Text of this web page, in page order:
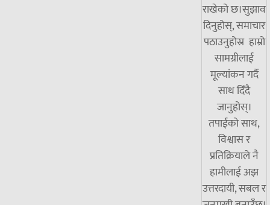
राखेको छ।सुझाव
दिनुहोस्, समाचार
पठाउनुहोस्र हाम्रो
सामग्रीलाई
मूल्यांकन गर्दै
साथ दिँदै
जानुहोस्।
तपाईंको साथ,
विश्वास र
प्रतिक्रियाले नै
हामीलाई अझ
उत्तरदायी, सबल र